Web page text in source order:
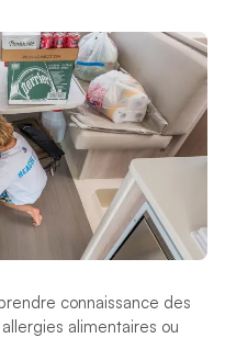
connaissance des
alimentaires ou